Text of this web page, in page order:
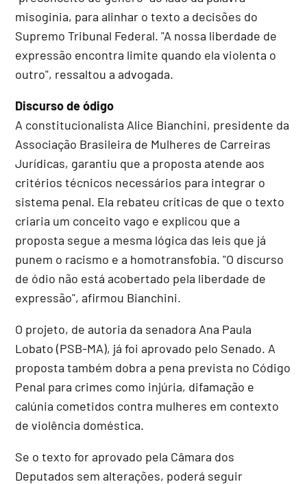
misoginia, para alinhar o texto a decisões do
Supremo Tribunal Federal. "A nossa liberdade de
expressão encontra limite quando ela violenta o
outro", ressaltou a advogada.
Discurso de ódigo
A constitucionalista Alice Bianchini, presidente da
Associação Brasileira de Mulheres de Carreiras
Jurídicas, garantiu que a proposta atende aos
critérios técnicos necessários para integrar o
sistema penal. Ela rebateu críticas de que o texto
criaria um conceito vago e explicou que a
proposta segue a mesma lógica das leis que já
punem o racismo e a homotransfobia. "O discurso
de ódio não está acobertado pela liberdade de
expressão", afirmou Bianchini.
O projeto, de autoria da senadora Ana Paula
Lobato (PSB-MA), já foi aprovado pelo Senado. A
proposta também dobra a pena prevista no Código
Penal para crimes como injúria, difamação e
calúnia cometidos contra mulheres em contexto
de violência doméstica.
Se o texto for aprovado pela Câmara dos
Deputados sem alterações, poderá seguir